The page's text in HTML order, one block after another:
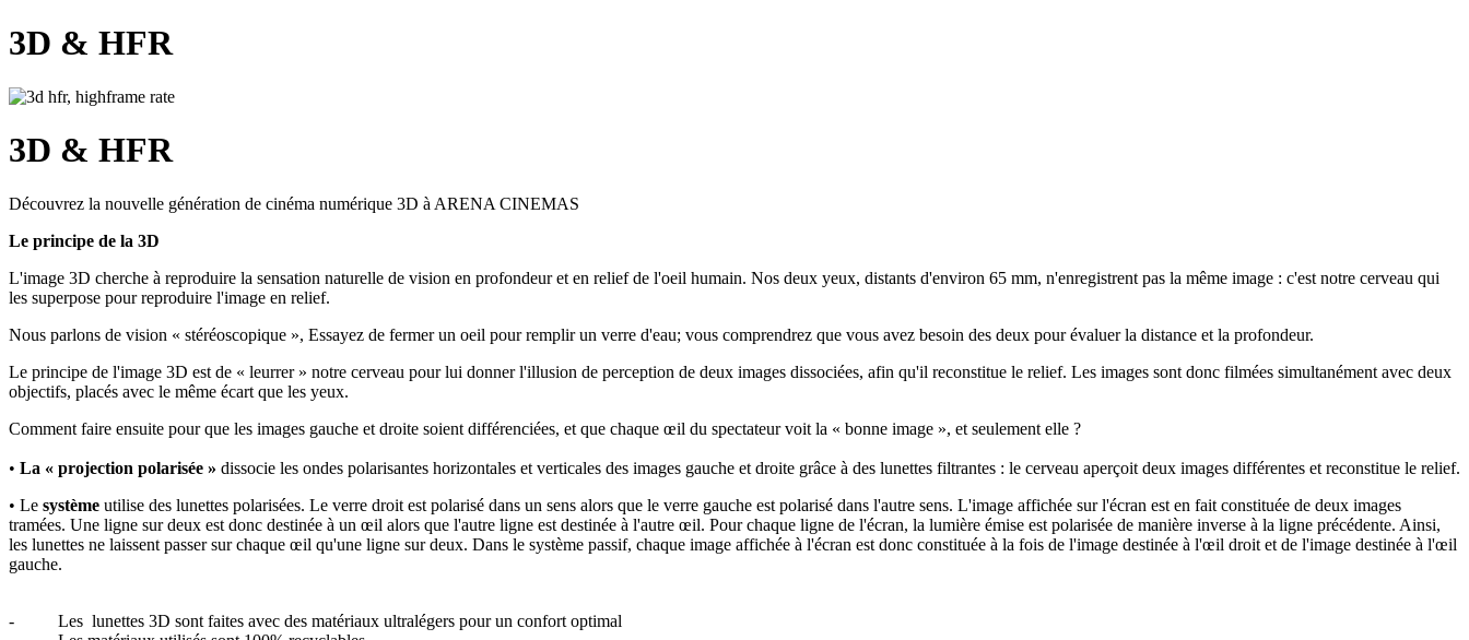
3D & HFR
3D & HFR
Découvrez la nouvelle génération de cinéma numérique 3D à ARENA CINEMAS
Le principe de la 3D
L'image 3D cherche à reproduire la sensation naturelle de vision en profondeur et en relief de l'oeil humain. Nos deux yeux, distants d'environ 65 mm, n'enregistrent pas la même image : c'est notre cerveau qui
les superpose pour reproduire l'image en relief.
Nous parlons de vision « stéréoscopique », Essayez de fermer un oeil pour remplir un verre d'eau; vous comprendrez que vous avez besoin des deux pour évaluer la distance et la profondeur.
Le principe de l'image 3D est de « leurrer » notre cerveau pour lui donner l'illusion de perception de deux images dissociées, afin qu'il reconstitue le relief. Les images sont donc filmées simultanément avec deux
objectifs, placés avec le même écart que les yeux.
Comment faire ensuite pour que les images gauche et droite soient différenciées, et que chaque œil du spectateur voit la « bonne image », et seulement elle ?
• La « projection polarisée » dissocie les ondes polarisantes horizontales et verticales des images gauche et droite grâce à des lunettes filtrantes : le cerveau aperçoit deux images différentes et reconstitue le relief.
• Le système utilise des lunettes polarisées. Le verre droit est polarisé dans un sens alors que le verre gauche est polarisé dans l'autre sens. L'image affichée sur l'écran est en fait constituée de deux images
tramées. Une ligne sur deux est donc destinée à un œil alors que l'autre ligne est destinée à l'autre œil. Pour chaque ligne de l'écran, la lumière émise est polarisée de manière inverse à la ligne précédente. Ainsi,
les lunettes ne laissent passer sur chaque œil qu'une ligne sur deux. Dans le système passif, chaque image affichée à l'écran est donc constituée à la fois de l'image destinée à l'œil droit et de l'image destinée à l'œil
gauche.
- Les lunettes 3D sont faites avec des matériaux ultralégers pour un confort optimal